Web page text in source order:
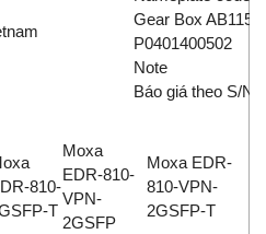
Gear Box AB115-
P0401400502
Note
Báo giá theo S/N.
810-
T
Moxa
EDR-810-
VPN-
2GSFP
Moxa EDR-
810-VPN-
2GSFP-T